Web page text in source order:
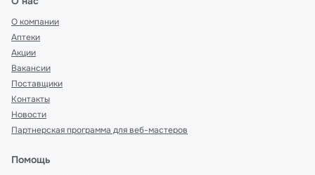
О компании
Аптеки
Акции
Вакансии
Поставщики
Контакты
Новости
Партнерская программа для веб-мастеров
Помощь